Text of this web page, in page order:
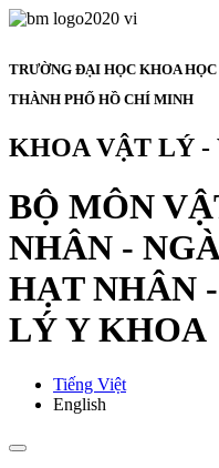
TRƯỜNG ĐẠI HỌC KHOA
THÀNH PHỐ HỒ CHÍ MINH
KHOA VẬT LÝ
BỘ MÔN
NHÂN -
HẠT NHÂN
LÝ Y KHOA
Tiếng Việt
English